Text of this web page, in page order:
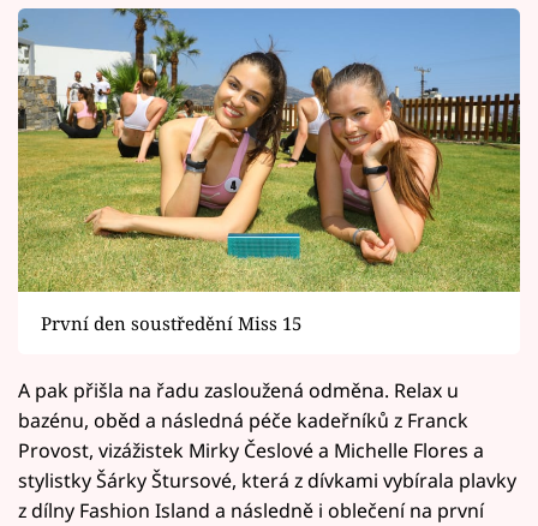
První den soustředění Miss 15
A pak přišla na řadu zasloužená odměna. Relax u
bazénu, oběd a následná péče kadeřníků z Franck
Provost, vizážistek Mirky Česlové a Michelle Flores a
stylistky Šárky Štursové, která z dívkami vybírala plavky
z dílny Fashion Island a následně i oblečení na první